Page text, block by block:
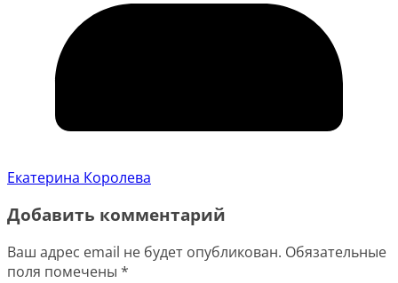
Екатерина Королева
Добавить комментарий
Ваш адрес email не будет опубликован. Обязательные
поля помечены *